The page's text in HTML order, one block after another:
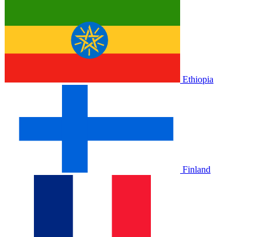
Ethiopia
Finland